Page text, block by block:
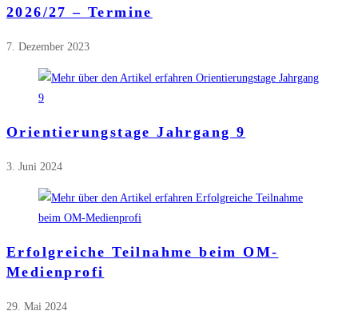
2026/27 – Termine
7. Dezember 2023
Orientierungstage Jahrgang 9
3. Juni 2024
Erfolgreiche Teilnahme beim OM-
Medienprofi
29. Mai 2024